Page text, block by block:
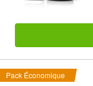
Pack Économique